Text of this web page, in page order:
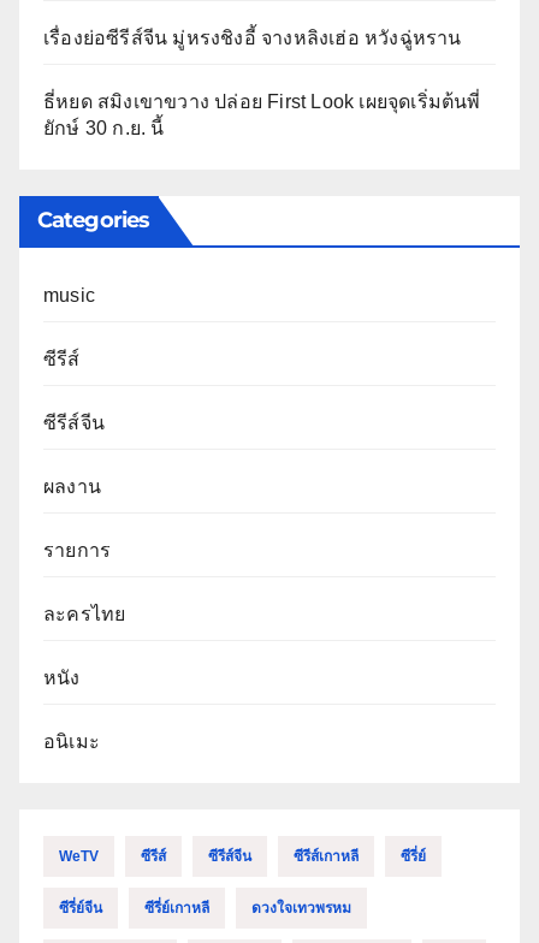
เรื่องย่อซีรีส์จีน มู่หรงชิงอี้ จางหลิงเฮ่อ หวังฉู่หราน
ธี่หยด สมิงเขาขวาง ปล่อย First Look เผยจุดเริ่มต้นพี่
ยักษ์ 30 ก.ย. นี้
Categories
music
ซีรีส์
ซีรีส์จีน
ผลงาน
รายการ
ละครไทย
หนัง
อนิเมะ
WeTV ซีรีส์ ซีรีส์จีน ซีรีส์เกาหลี ซีรี่ย์
ซีรี่ย์จีน ซีรี่ย์เกาหลี ดวงใจเทวพรหม